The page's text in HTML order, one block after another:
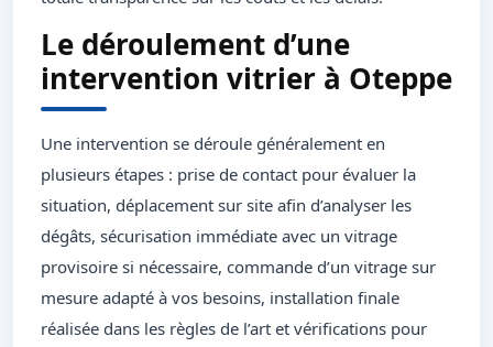
Le déroulement d’une
intervention vitrier à Oteppe
Une intervention se déroule généralement en
plusieurs étapes : prise de contact pour évaluer la
situation, déplacement sur site afin d’analyser les
dégâts, sécurisation immédiate avec un vitrage
provisoire si nécessaire, commande d’un vitrage sur
mesure adapté à vos besoins, installation finale
réalisée dans les règles de l’art et vérifications pour